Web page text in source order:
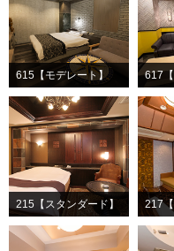
615【モデレート】 617
215【スタンダード】 217【